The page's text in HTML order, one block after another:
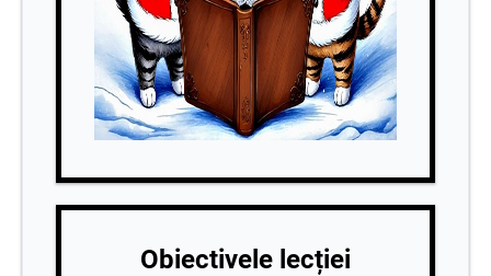
Obiectivele lecției